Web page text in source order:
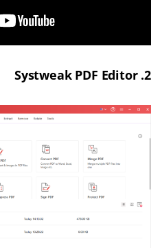
2. Systweak PDF Editor